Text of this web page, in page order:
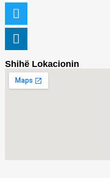
Shihë Lokacionin